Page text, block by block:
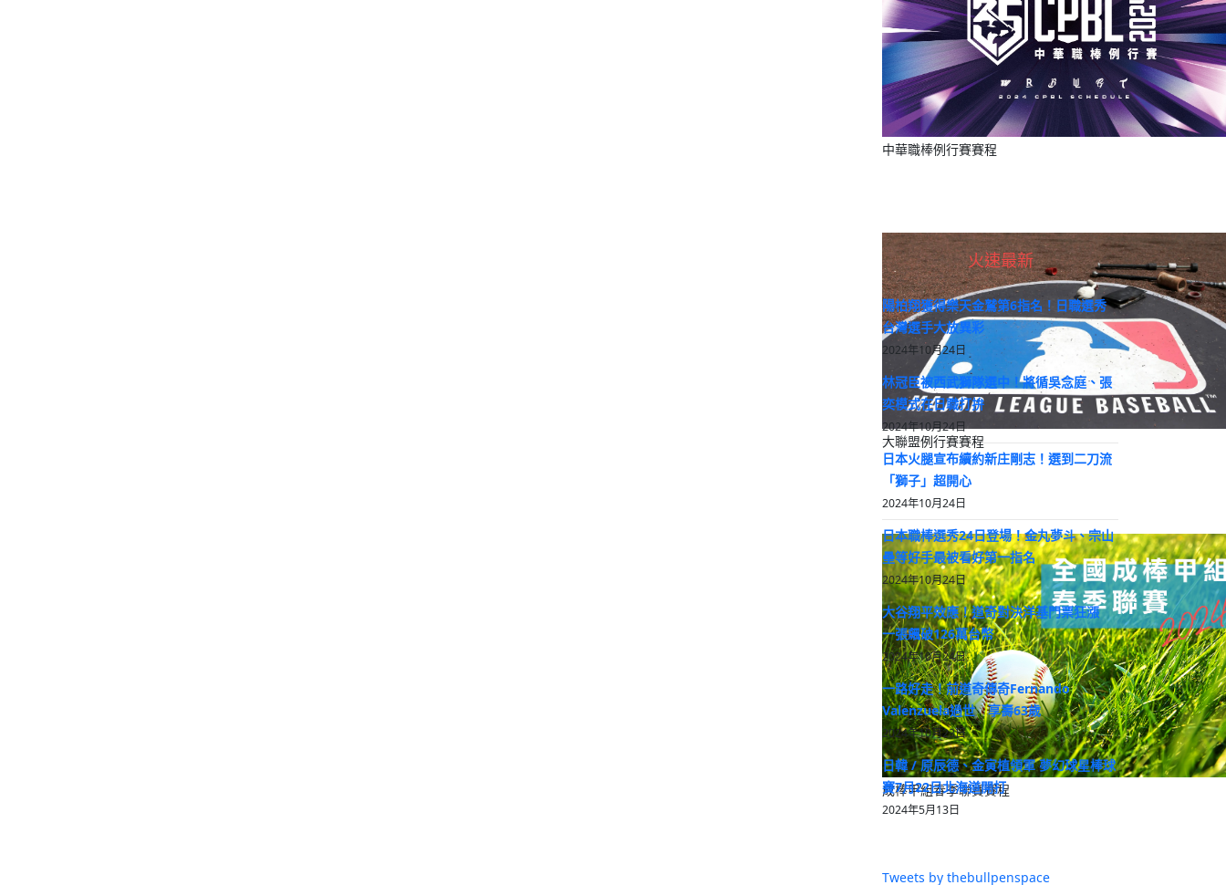
中華職棒例行賽賽程
大聯盟例行賽賽程
成棒甲組春季聯賽賽程
火速最新
陽柏翔獲得樂天金鷲第6指名！日職選秀
台灣選手大放異彩
2024年10月24日
林冠臣被西武獅隊選中！將循吳念庭、張
奕模式在日職打拚
2024年10月24日
日本火腿宣布續約新庄剛志！選到二刀流
「獅子」超開心
2024年10月24日
日本職棒選秀24日登場！金丸夢斗、宗山
壘等好手最被看好第一指名
2024年10月24日
大谷翔平效應！道奇對決洋基門票狂漲
一張飆破126萬台幣
2024年10月24日
一路好走！前道奇傳奇Fernando
Valenzuela過世 享壽63歲
2024年10月23日
日韓 / 原辰德、金寅植領軍 夢幻球星棒球
賽7月22日北海道開打
2024年5月13日
Tweets by thebullpenspace